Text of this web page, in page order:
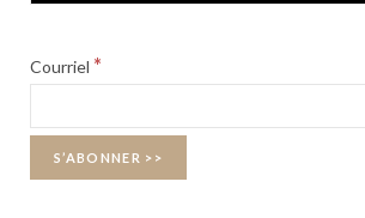
e w t
Courriel *